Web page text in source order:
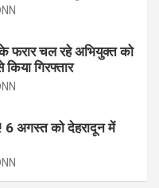
के फरार चल रहे अभियुक्त को
किया गिरफ्तार
6 अगस्त को देहरादून में